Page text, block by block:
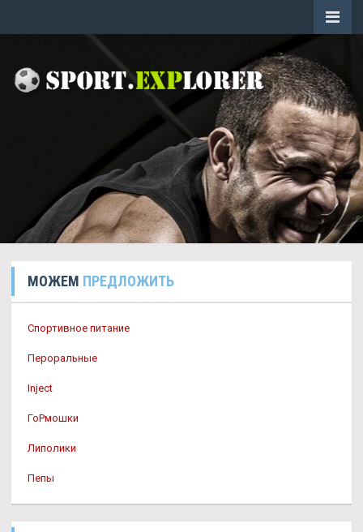
МОЖЕМ ПРЕДЛОЖИТЬ
Спортивное питание
Пероральные
Inject
ГоРмошки
Липолики
Пепы